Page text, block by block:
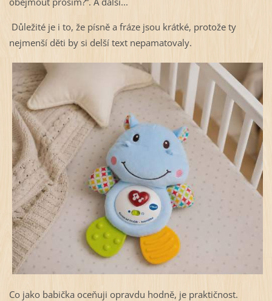
Důležité je i to, že písně a fráze jsou krátké, protože ty
nejmenší děti by si delší text nepamatovaly.
Co jako babička oceňuji opravdu hodně, je praktičnost.